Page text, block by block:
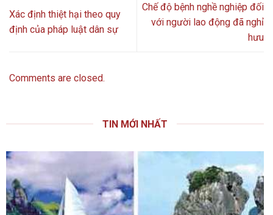
Xác định thiệt hại theo quy
định của pháp luật dân sự
Chế độ bệnh nghề nghiệp đối
với người lao động đã nghỉ
hưu
Comments are closed.
TIN MỚI NHẤT